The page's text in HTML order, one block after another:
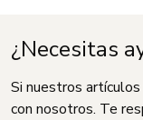
¿Necesitas
Si nuestros
con nosotros. Te